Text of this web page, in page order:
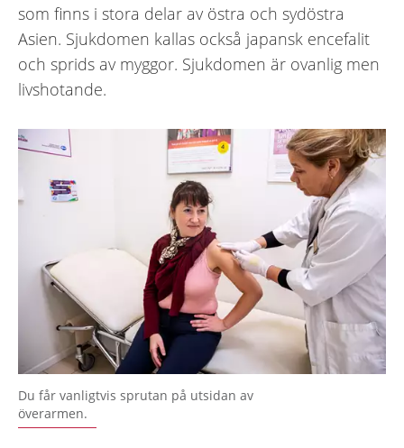
som finns i stora delar av östra och sydöstra
Asien. Sjukdomen kallas också japansk encefalit
och sprids av myggor. Sjukdomen är ovanlig men
livshotande.
Du får vanligtvis sprutan på utsidan av
överarmen.